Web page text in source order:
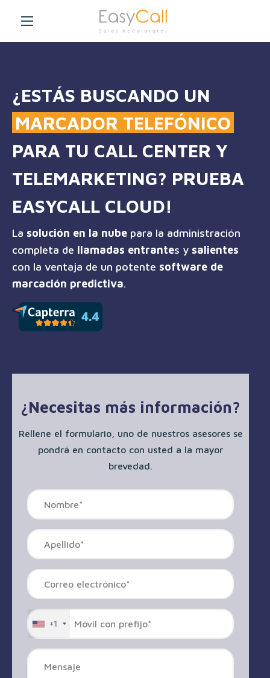
¿ESTÁS BUSCANDO UN
MARCADOR TELEFÓNICO
PARA TU CALL CENTER Y
TELEMARKETING? PRUEBA
EASYCALL CLOUD!
La solución en la nube para la administración
completa de llamadas entrantes y salientes
con la ventaja de un potente software de
marcación predictiva.
¿Necesitas más información?
Rellene el formulario, uno de nuestros asesores se
pondrá en contacto con usted a la mayor
brevedad.
+1